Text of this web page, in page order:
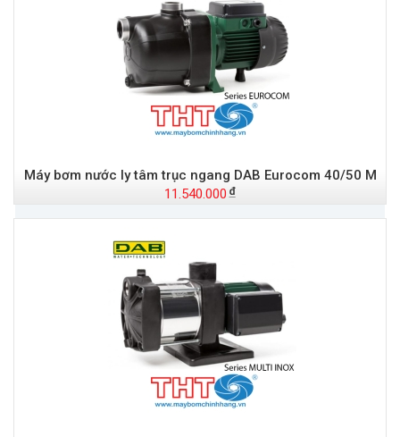
Máy bơm nước ly tâm trục ngang DAB Eurocom 40/50 M
11.540.000